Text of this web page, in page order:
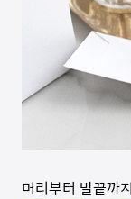
머리부터 발끝까